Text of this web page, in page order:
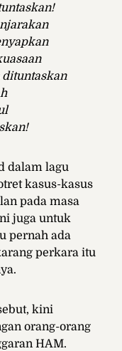
dalam lagu
kasus-kasus
pada masa
juga untuk
pernah ada
perkara itu
kini
orang-orang
HAM.